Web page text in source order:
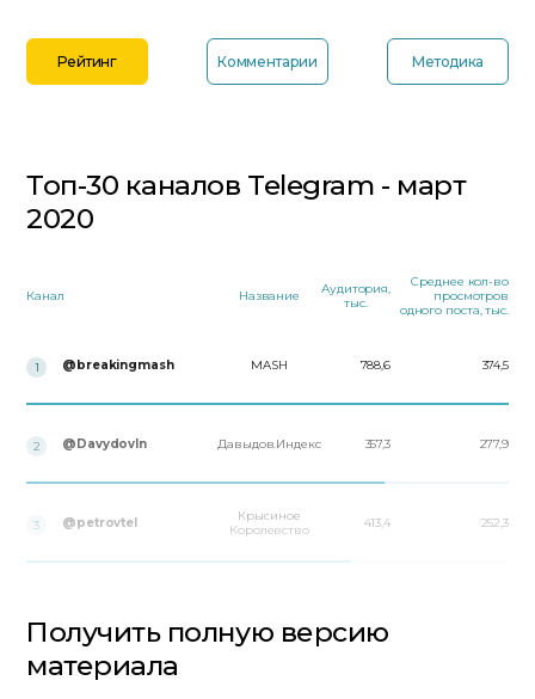
Рейтинг Комментарии Методика
Топ-30 каналов Telegram - март
2020
Канал Название
Аудитория,
тыс.
Среднее кол-во
просмотров
одного поста, тыс.
1 @breakingmash MASH 788,6 374,5
2 @DavydovIn Давыдов.Индекс 357,3 277,9
3 @petrovtel
Крысиное
Королевство
413,4 252,3
Получить полную версию
материала